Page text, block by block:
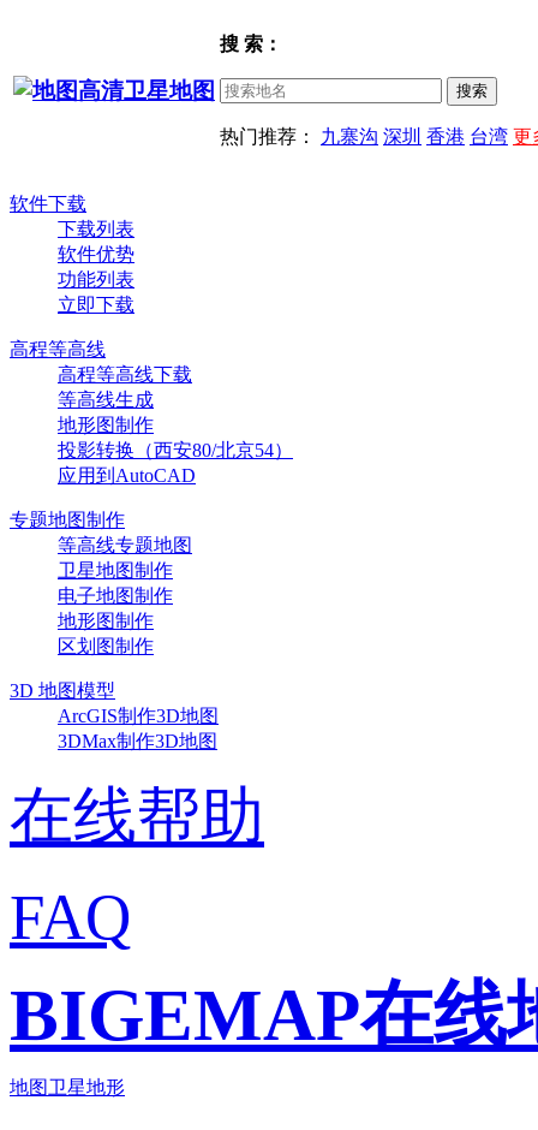
搜 索：
热门推荐： 九寨沟 深圳 香港 台湾 更
软件下载
下载列表
软件优势
功能列表
立即下载
高程等高线
高程等高线下载
等高线生成
地形图制作
投影转换（西安80/北京54）
应用到AutoCAD
专题地图制作
等高线专题地图
卫星地图制作
电子地图制作
地形图制作
区划图制作
3D 地图模型
ArcGIS制作3D地图
3DMax制作3D地图
在线帮助
FAQ
BIGEMAP在线
地图卫星地形